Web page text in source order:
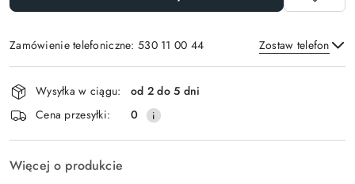
Zamówienie telefoniczne: 530 11 00 44 Zostaw telefon
Wyślij
Dostępność
i
dostawa
Wysyłka w ciągu:
od 2 do 5 dni
Cena przesyłki:
0
Więcej o produkcie